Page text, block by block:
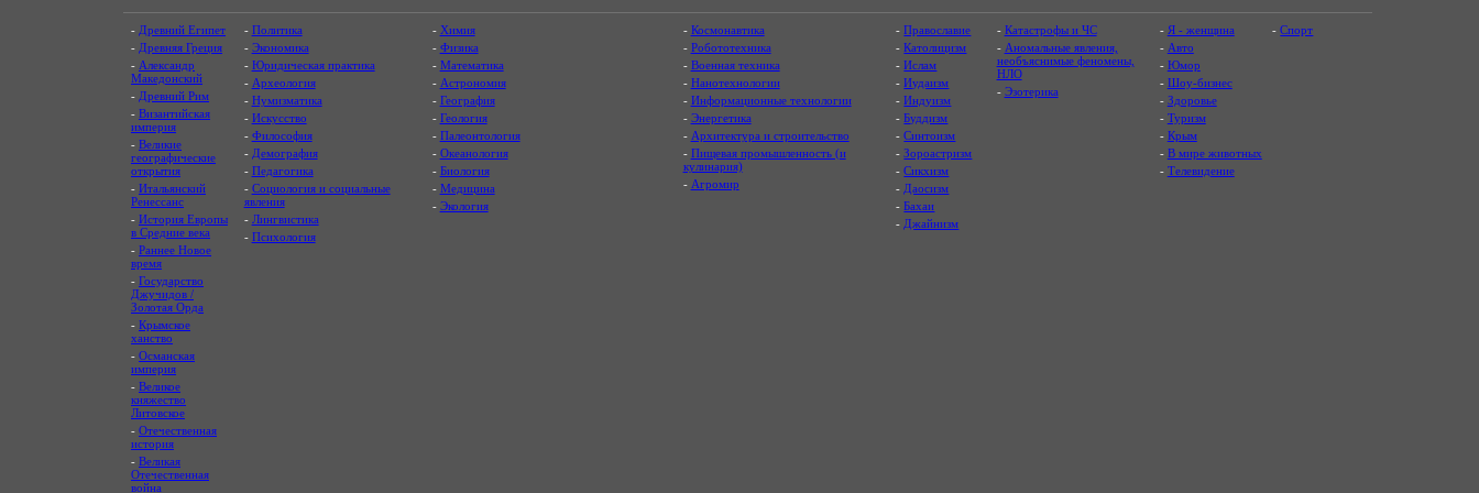
- Древний Египет
- Древняя Греция
- Александр
Македонский
- Древний Рим
- Византийская
империя
- Великие
географические
открытия
- Итальянский
Ренессанс
- История Европы
в Средние века
- Раннее Новое
время
- Государство
Джучидов /
Золотая Орда
- Крымское
ханство
- Османская
империя
- Великое
княжество
Литовское
- Отечественная
история
- Великая
Отечественная
война
- Политика
- Экономика
- Юридическая практика
- Археология
- Нумизматика
- Искусство
- Философия
- Демография
- Педагогика
- Социология и социальные
явления
- Лингвистика
- Психология
- Химия
- Физика
- Математика
- Астрономия
- География
- Геология
- Палеонтология
- Океанология
- Биология
- Медицина
- Экология
- Космонавтика
- Робототехника
- Военная техника
- Нанотехнологии
- Информационные технологии
- Энергетика
- Архитектура и строительство
- Пищевая промышленность (и
кулинария)
- Агромир
-Православие
-Католицизм
-Ислам
-Иудаизм
-Индуизм
-Буддизм
-Синтоизм
-Зороастризм
-Сикхизм
- Даосизм
-Бахаи
- Джайнизм
- Катастрофы и ЧС
- Аномальные явления,
необъяснимые феномены,
НЛО
- Эзотерика
- Я - женщина
- Авто
- Юмор
- Шоу-бизнес
- Здоровье
- Туризм
- Крым
- В мире животных
- Телевидение
-Спорт